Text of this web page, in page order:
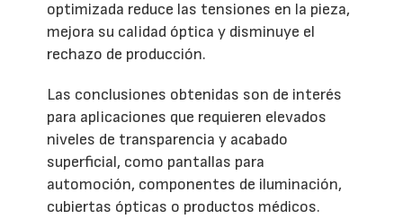
optimizada reduce las tensiones en la pieza,
mejora su calidad óptica y disminuye el
rechazo de producción.
Las conclusiones obtenidas son de interés
para aplicaciones que requieren elevados
niveles de transparencia y acabado
superficial, como pantallas para
automoción, componentes de iluminación,
cubiertas ópticas o productos médicos.